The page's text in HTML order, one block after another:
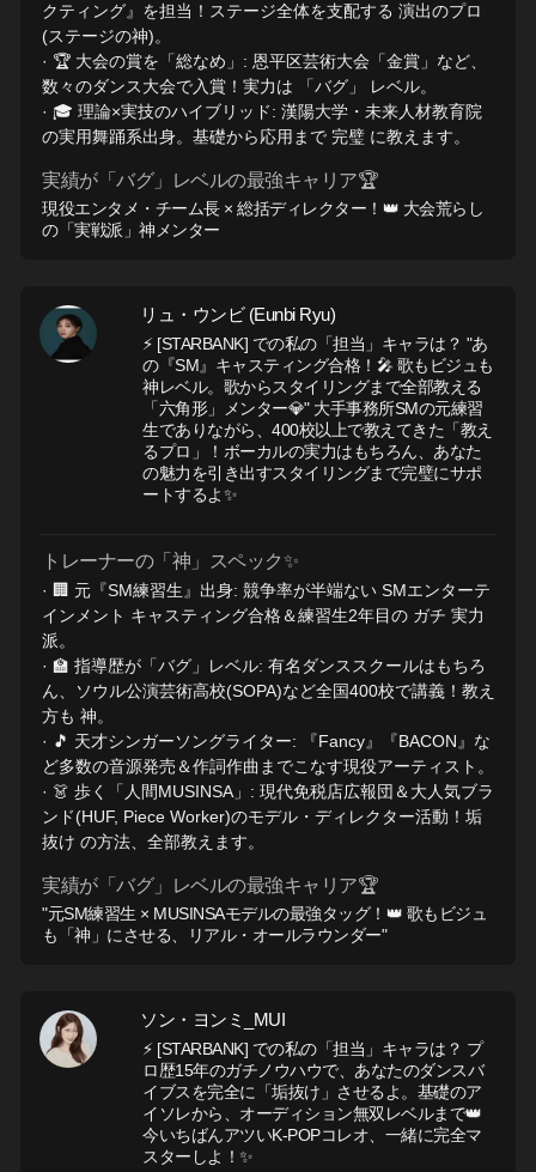
クティング』を担当！ステージ全体を支配する 演出のプロ
(ステージの神)。
· 🏆 大会の賞を「総なめ」: 恩平区芸術大会「金賞」など、
数々のダンス大会で入賞！実力は 「バグ」 レベル。
· 🎓 理論×実技のハイブリッド: 漢陽大学・未来人材教育院
の実用舞踊系出身。基礎から応用まで 完璧 に教えます。
実績が「バグ」レベルの最強キャリア🏆
現役エンタメ・チーム長 × 総括ディレクター！👑 大会荒らし
の「実戦派」神メンター
リュ・ウンビ (Eunbi Ryu)
⚡ [STARBANK] での私の「担当」キャラは？ "あ
の『SM』キャスティング合格！🎤 歌もビジュも
神レベル。歌からスタイリングまで全部教える
「六角形」メンター💎" 大手事務所SMの元練習
生でありながら、400校以上で教えてきた「教え
るプロ」！ボーカルの実力はもちろん、あなた
の魅力を引き出すスタイリングまで完璧にサポ
ートするよ✨
トレーナーの「神」スペック✨
· 🏢 元『SM練習生』出身: 競争率が半端ない SMエンターテ
インメント キャスティング合格＆練習生2年目の ガチ 実力
派。
· 🏫 指導歴が「バグ」レベル: 有名ダンススクールはもちろ
ん、ソウル公演芸術高校(SOPA)など全国400校で講義！教え
方も 神。
· 🎵 天才シンガーソングライター: 『Fancy』『BACON』な
ど多数の音源発売＆作詞作曲までこなす現役アーティスト。
· 👗 歩く「人間MUSINSA」: 現代免税店広報団＆大人気ブラ
ンド(HUF, Piece Worker)のモデル・ディレクター活動！垢
抜け の方法、全部教えます。
実績が「バグ」レベルの最強キャリア🏆
"元SM練習生 × MUSINSAモデルの最強タッグ！👑 歌もビジュ
も「神」にさせる、リアル・オールラウンダー"
ソン・ヨンミ_MUI
⚡ [STARBANK] での私の「担当」キャラは？ プ
ロ歴15年のガチノウハウで、あなたのダンスバ
イブスを完全に「垢抜け」させるよ。基礎のア
イソレから、オーディション無双レベルまで👑
今いちばんアツいK-POPコレオ、一緒に完全マ
スターしよ！✨